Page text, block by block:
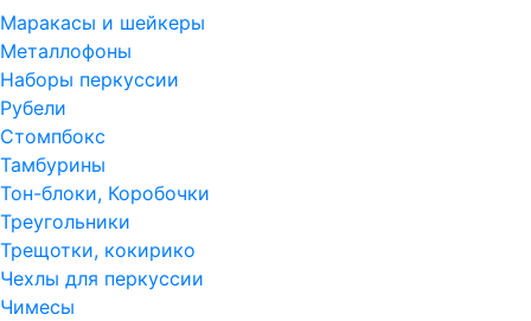
Маракасы и шейкеры
Металлофоны
Наборы перкуссии
Рубели
Стомпбокс
Тамбурины
Тон-блоки, Коробочки
Треугольники
Трещотки, кокирико
Чехлы для перкуссии
Чимесы